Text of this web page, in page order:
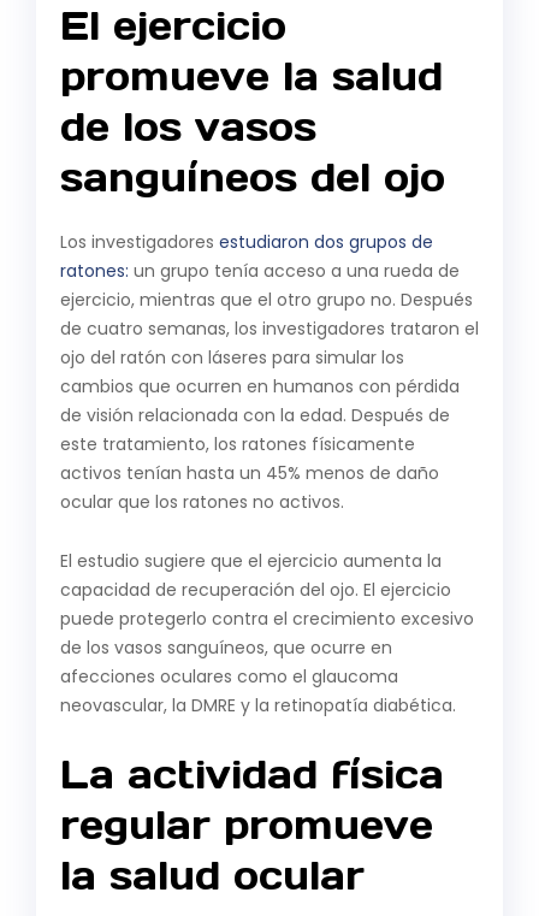
El ejercicio
promueve la salud
de los vasos
sanguíneos del ojo
Los investigadores estudiaron dos grupos de
ratones: un grupo tenía acceso a una rueda de
ejercicio, mientras que el otro grupo no. Después
de cuatro semanas, los investigadores trataron el
ojo del ratón con láseres para simular los
cambios que ocurren en humanos con pérdida
de visión relacionada con la edad. Después de
este tratamiento, los ratones físicamente
activos tenían hasta un 45% menos de daño
ocular que los ratones no activos.
El estudio sugiere que el ejercicio aumenta la
capacidad de recuperación del ojo. El ejercicio
puede protegerlo contra el crecimiento excesivo
de los vasos sanguíneos, que ocurre en
afecciones oculares como el glaucoma
neovascular, la DMRE y la retinopatía diabética.
La actividad física
regular promueve
la salud ocular